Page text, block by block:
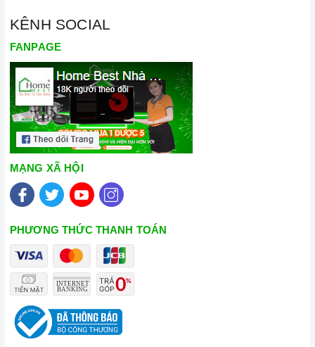
bảo tuổi thọ của bếp.
Cam kết hàng chính hãng:Chúng tôi cam kết cung cấp sản
phẩm chính hãng 100%, có nguồn gốc, xuất xứ và chứng từ
rõ ràng.
Chế độ hỗ trợ bảo hành linh hoạt:
lắp đặt, chế độ bảo hành chính hãng, hậu mãi chuyên
nghiệp, đảm bảo rằng quý khách sẽ có trải nghiệm tuyệt vời
và không gặp bất kỳ khó khăn nào trong quá trình sử dụng
Vận chuyển lắp đặt nhanh chóng:
nhân viên và kỹ thuật viên chuyên nghiệp, tận tâm sẽ đồng
hành cùng quý khách trong quá trình mua sắm và sử dụng
sản phẩm.
KÊNH SOCIAL
FANPAGE
MẠNG XÃ HỘI
PHƯƠNG THỨC THANH TOÁN